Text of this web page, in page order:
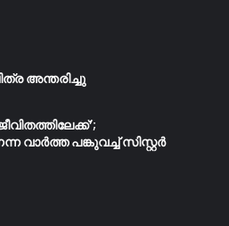
അന്തരിച്ചു
വാർത്ത പങ്കുവച്ച് സിസ്റ്റർ